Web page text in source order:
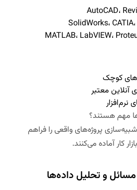
کوچک
آنلاین معتبر
نرم‌افزار
مهم هستند؟
پروژه‌های واقعی را فراهم
کار آماده می‌کنند.